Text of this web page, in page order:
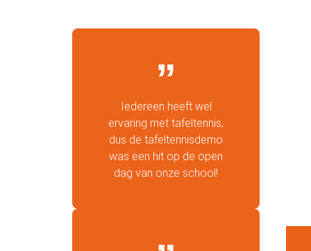
Iedereen heeft wel
ervaring met tafeltennis,
dus de tafeltennisdemo
was een hit op de open
dag van onze school!